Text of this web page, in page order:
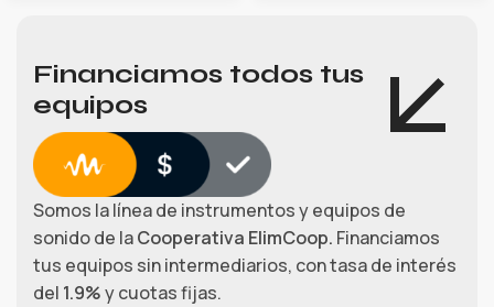
Financiamos todos tus
equipos
Somos la línea de instrumentos y equipos de
sonido de laCooperativa ElimCoop. Financiamos
tus equipos sin intermediarios, con tasa de interés
del 1.9%y cuotas fijas.